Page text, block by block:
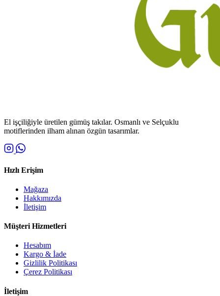
El işçiliğiyle üretilen gümüş takılar. Osmanlı ve Selçuklu
motiflerinden ilham alınan özgün tasarımlar.
Hızlı Erişim
Mağaza
Hakkımızda
İletişim
Müşteri Hizmetleri
Hesabım
Kargo & İade
Gizlilik Politikası
Çerez Politikası
İletişim